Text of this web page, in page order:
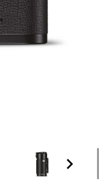
chevron_right